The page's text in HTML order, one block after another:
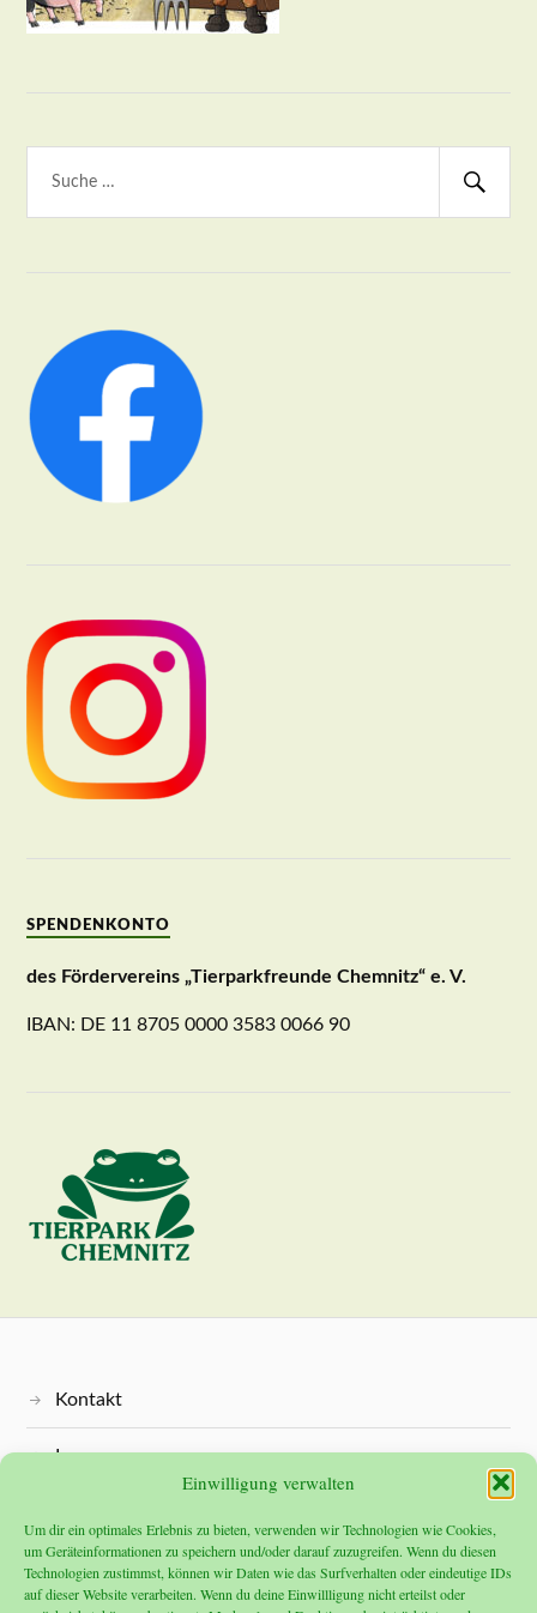
Einwilligung verwalten
Um dir ein optimales Erlebnis zu bieten, verwenden wir Technologien wie Cookies,
um Geräteinformationen zu speichern und/oder darauf zuzugreifen. Wenn du diesen
Technologien zustimmst, können wir Daten wie das Surfverhalten oder eindeutige IDs
auf dieser Website verarbeiten. Wenn du deine Einwillligung nicht erteilst oder
SPENDENKONTO
des Fördervereins „Tierparkfreunde Chemnitz“ e. V.
IBAN: DE 11 8705 0000 3583 0066 90
Kontakt
Impressum